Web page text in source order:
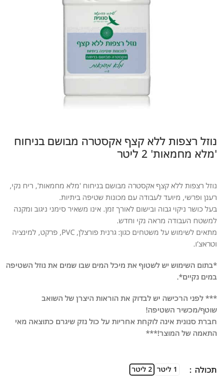
נוזל רצפות ללא קצף אקסטרה מבושם בניחוח
'מלא מחמאות' 2 ליטר
נוזל רצפות ללא קצף אקסטרה מבושם בניחוח 'מלא מחמאות', ריח נקי,
רענן ופרשי, מיועד לעבודה עם מכונות שטיפה ביתיות.
בעל כושר ניקוי גבוה ובישום לאורך זמן. אינו משאיר סימני ניגוב ומקנה
למשטח העבודה מראה נקי וחדש.
מתאים לשימוש על משטחים כגון: גרנית פורצלן, PVC, פרקט, למינציה
וטראצ’ו.
*בתום השימוש יש לשטוף את מיכל המים שבו שמים את נוזל השטיפה
במים נקיים*.
*** לפני הרכישה יש לבדוק את הוראות היצרן של השואב
שוטף/מכשיר השטיפה!
חברת סנונית אינה לוקחת אחריות על כול נזק שיגרם כתוצאה מאי
התאמה של המוצר!***
תכולה 1 ליטר 2 ליטר